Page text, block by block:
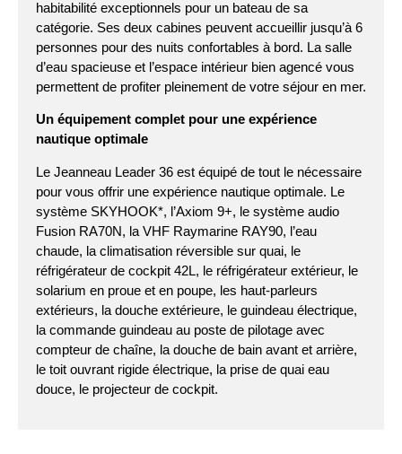
habitabilité exceptionnels pour un bateau de sa
catégorie. Ses deux cabines peuvent accueillir jusqu’à 6
personnes pour des nuits confortables à bord. La salle
d’eau spacieuse et l’espace intérieur bien agencé vous
permettent de profiter pleinement de votre séjour en mer.
Un équipement complet pour une expérience
nautique optimale
Le Jeanneau Leader 36 est équipé de tout le nécessaire
pour vous offrir une expérience nautique optimale. Le
système SKYHOOK*, l’Axiom 9+, le système audio
Fusion RA70N, la VHF Raymarine RAY90, l’eau
chaude, la climatisation réversible sur quai, le
réfrigérateur de cockpit 42L, le réfrigérateur extérieur, le
solarium en proue et en poupe, les haut-parleurs
extérieurs, la douche extérieure, le guindeau électrique,
la commande guindeau au poste de pilotage avec
compteur de chaîne, la douche de bain avant et arrière,
le toit ouvrant rigide électrique, la prise de quai eau
douce, le projecteur de cockpit.